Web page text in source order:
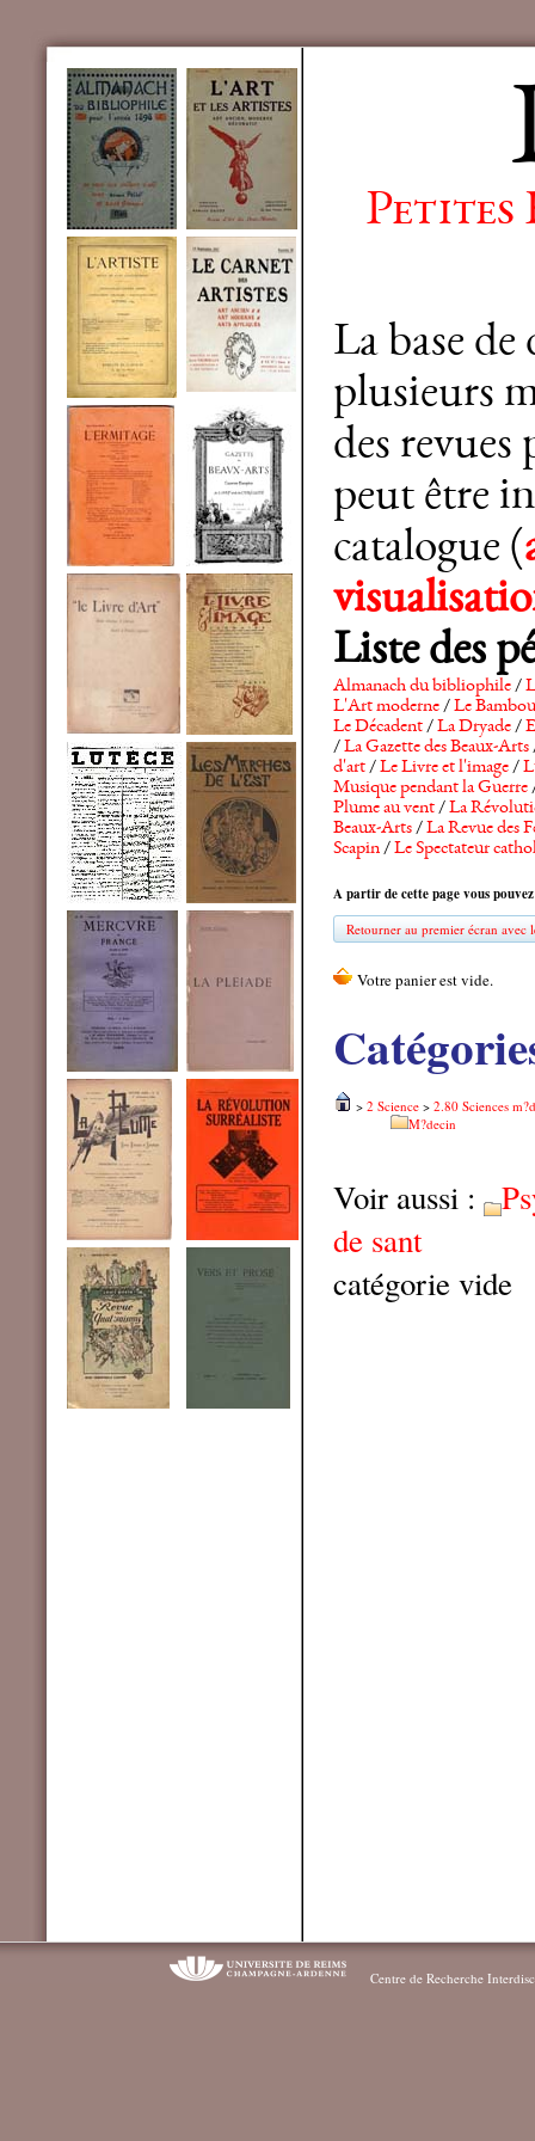
Petites
La base
plusieurs
des revues
peut être
catalogue (
Liste des
Almanach du bibliophile/
L'Art moderne/Le Bambou
Le Décadent/La Dryade/
/La Gazette des Beaux-Arts
d'art/Le Livre et l'image/
Musique pendant la Guerre
Plume au vent/La
Beaux-Arts/La Revue des
Scapin/Le Spectateur
A partir de cette page vous
Retourner au premier écran avec
> 2 Science > 2.80 Sciences
M?decin
Voir aussi :
de sant
catégorie vide
Centre de Recherche